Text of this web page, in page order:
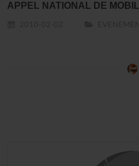
APPEL NATIONAL DE